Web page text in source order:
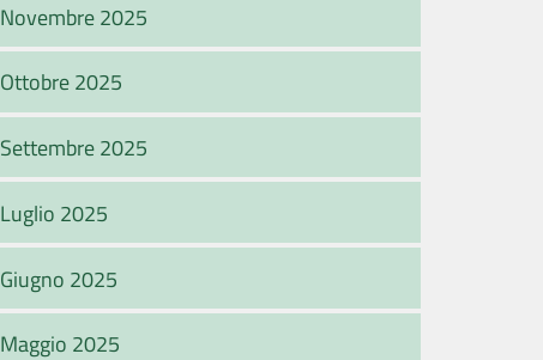
Novembre 2025
Ottobre 2025
Settembre 2025
Luglio 2025
Giugno 2025
Maggio 2025